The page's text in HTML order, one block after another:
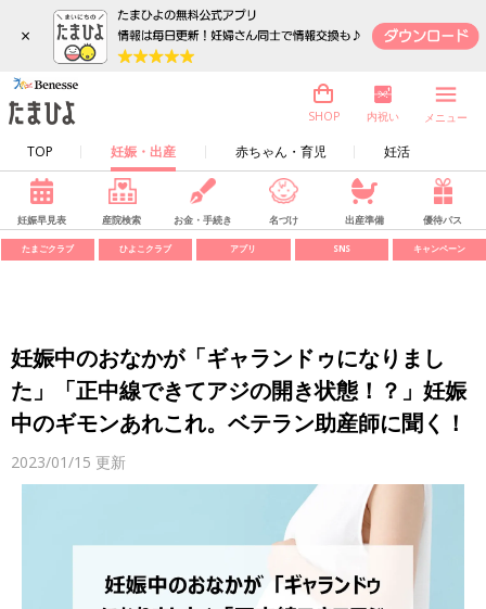
×
TOP 妊娠・出産 赤ちゃん・育児 妊活
SHOP 内祝い メニュー
妊娠早見表 産院検索 お金・手続き 名づけ 出産準備 優待パス
たまごクラブ ひよこクラブ アプリ SNS キャンペーン
妊娠中のおなかが「ギャランドゥになりまし
た」「正中線できてアジの開き状態！？」妊娠
中のギモンあれこれ。ベテラン助産師に聞く！
2023/01/15 更新